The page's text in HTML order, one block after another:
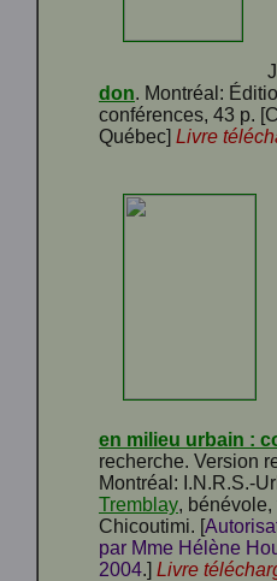
don. Montréal:
conférences, 43 p.
Québec] Livre
en milieu urbain :
recherche. Version
Montréal: I.N.R.S.-
Tremblay,
Chicoutimi. [
par Mme Hélène
2004.] Livre